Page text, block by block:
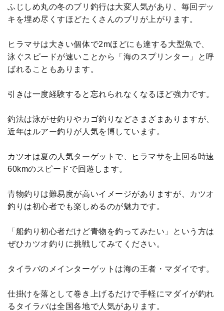
ふじしめ丸の冬のブリ釣行は大変人気があり、毎回デッ
キを埋め尽くすほどたくさんのブリが上がります。
ヒラマサは大きい個体で2mほどにも達する大型魚で、
泳ぐスピードが速いことから「海のスプリンター」と呼
ばれることもあります。
引きは一度経験すると忘れられなくなるほど強力です。
釣法は泳がせ釣りやカゴ釣りなどさまざまありますが、
近年はルアー釣りが人気を博しています。
カツオは夏の人気ターゲットで、ヒラマサを上回る時速
60kmのスピードで回遊します。
青物釣りは難易度が高いイメージがありますが、カツオ
釣りは初心者でも楽しめるのが魅力です。
「船釣り初心者だけど青物を釣ってみたい」という方は
ぜひカツオ釣りに挑戦してみてください。
タイラバのメインターゲットは海の王者・マダイです。
仕掛けを落として巻き上げるだけで手軽にマダイが釣れ
るタイラバは全国各地で人気があります。